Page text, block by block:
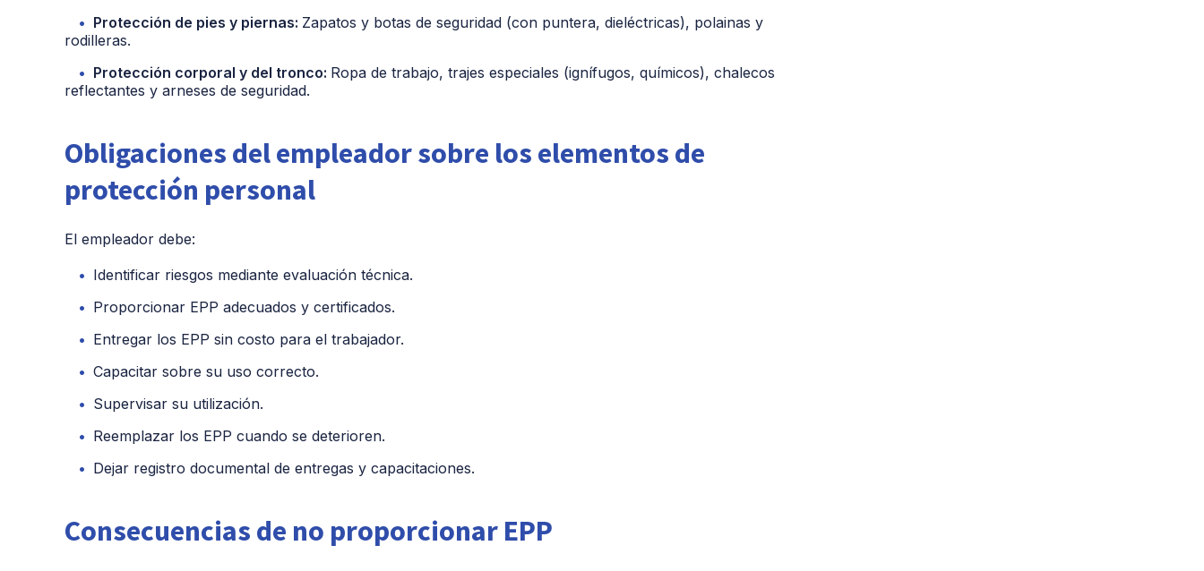
Protección de pies y piernas: Zapatos y botas de seguridad (con puntera, dieléctricas), polainas y
rodilleras.
Protección corporal y del tronco: Ropa de trabajo, trajes especiales (ignífugos, químicos), chalecos
reflectantes y arneses de seguridad.
Obligaciones del empleador sobre los elementos de
protección personal
El empleador debe:
Identificar riesgos mediante evaluación técnica.
Proporcionar EPP adecuados y certificados.
Entregar los EPP sin costo para el trabajador.
Capacitar sobre su uso correcto.
Supervisar su utilización.
Reemplazar los EPP cuando se deterioren.
Dejar registro documental de entregas y capacitaciones.
Consecuencias de no proporcionar EPP